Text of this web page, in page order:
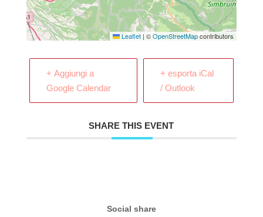
Leaflet | ©OpenStreetMapcontributors
+ Aggiungi a
Google Calendar
+ esporta iCal
/ Outlook
SHARE THIS EVENT
Social share